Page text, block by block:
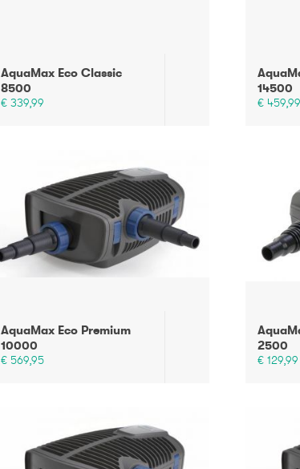
AquaMax Eco Classic
8500
€ 339,99
14500
€ 459,99
AquaMax Eco Premium
10000
€ 569,95
2500
€ 129,99